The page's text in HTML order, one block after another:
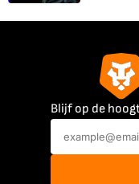
Blijf op de